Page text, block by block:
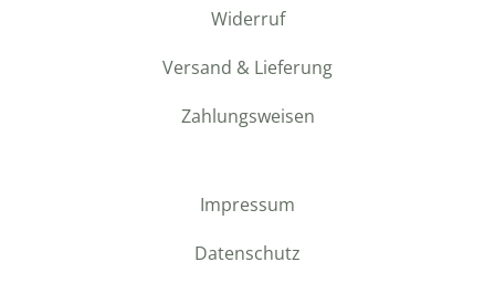
Widerruf
Versand & Lieferung
Zahlungsweisen
Impressum
Datenschutz